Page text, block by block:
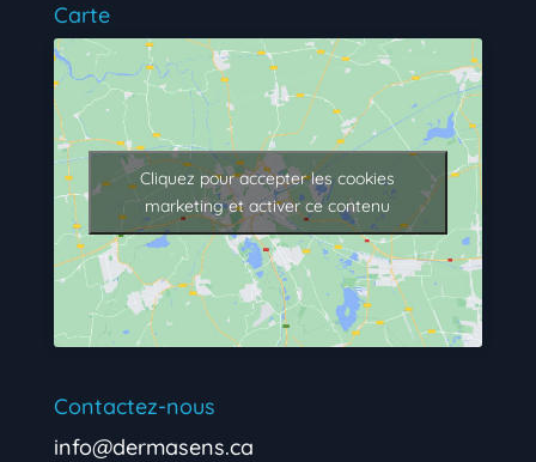
Carte
Cliquez pour accepter les cookies
marketing et activer ce contenu
Contactez-nous
info@dermasens.ca